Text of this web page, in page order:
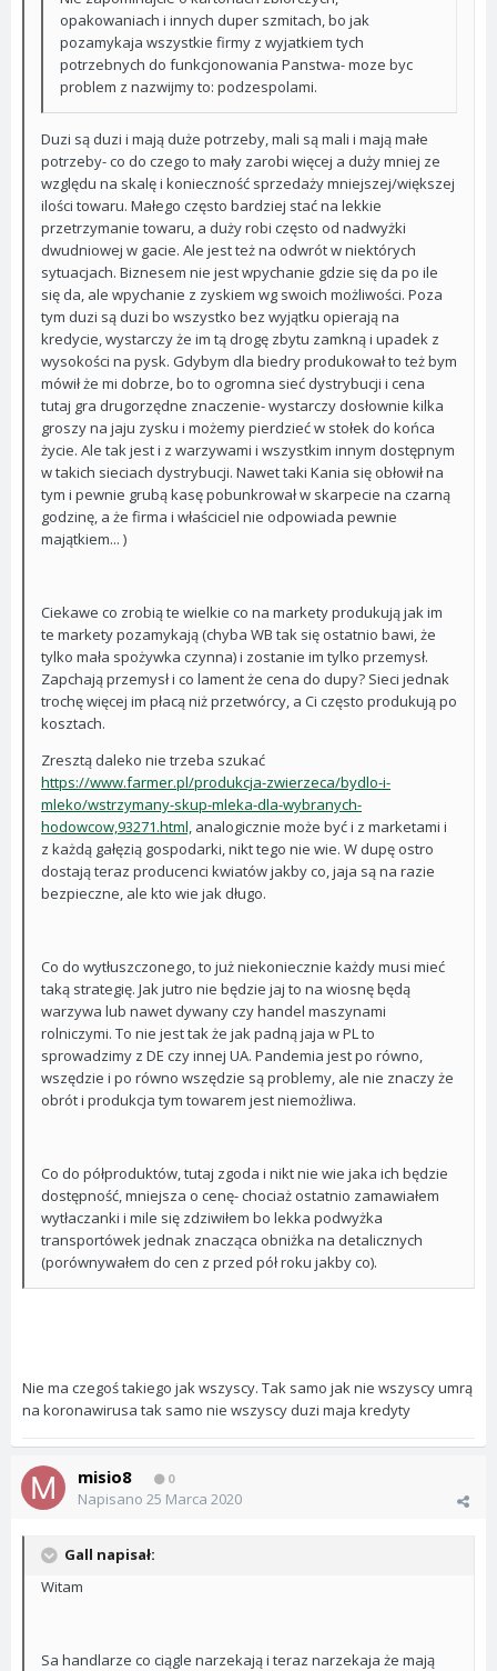
opakowaniach i innych duper szmitach, bo jak
pozamykaja wszystkie firmy z wyjatkiem tych
potrzebnych do funkcjonowania Panstwa- moze byc
problem z nazwijmy to: podzespolami.
Duzi są duzi i mają duże potrzeby, mali są mali i mają małe
potrzeby- co do czego to mały zarobi więcej a duży mniej ze
względu na skalę i konieczność sprzedaży mniejszej/większej
ilości towaru. Małego często bardziej stać na lekkie
przetrzymanie towaru, a duży robi często od nadwyżki
dwudniowej w gacie. Ale jest też na odwrót w niektórych
sytuacjach. Biznesem nie jest wpychanie gdzie się da po ile
się da, ale wpychanie z zyskiem wg swoich możliwości. Poza
tym duzi są duzi bo wszystko bez wyjątku opierają na
kredycie, wystarczy że im tą drogę zbytu zamkną i upadek z
wysokości na pysk. Gdybym dla biedry produkował to też bym
mówił że mi dobrze, bo to ogromna sieć dystrybucji i cena
tutaj gra drugorzędne znaczenie- wystarczy dosłownie kilka
groszy na jaju zysku i możemy pierdzieć w stołek do końca
życie. Ale tak jest i z warzywami i wszystkim innym dostępnym
w takich sieciach dystrybucji. Nawet taki Kania się obłowił na
tym i pewnie grubą kasę pobunkrował w skarpecie na czarną
godzinę, a że firma i właściciel nie odpowiada pewnie
majątkiem... )
Ciekawe co zrobią te wielkie co na markety produkują jak im
te markety pozamykają (chyba WB tak się ostatnio bawi, że
tylko mała spożywka czynna) i zostanie im tylko przemysł.
Zapchają przemysł i co lament że cena do dupy? Sieci jednak
trochę więcej im płacą niż przetwórcy, a Ci często produkują po
kosztach.
Zresztą daleko nie trzeba szukać
https://www.farmer.pl/produkcja-zwierzeca/bydlo-i-
mleko/wstrzymany-skup-mleka-dla-wybranych-
hodowcow,93271.html, analogicznie może być i z marketami i
z każdą gałęzią gospodarki, nikt tego nie wie. W dupę ostro
dostają teraz producenci kwiatów jakby co, jaja są na razie
bezpieczne, ale kto wie jak długo.
Co do wytłuszczonego, to już niekoniecznie każdy musi mieć
taką strategię. Jak jutro nie będzie jaj to na wiosnę będą
warzywa lub nawet dywany czy handel maszynami
rolniczymi. To nie jest tak że jak padną jaja w PL to
sprowadzimy z DE czy innej UA. Pandemia jest po równo,
wszędzie i po równo wszędzie są problemy, ale nie znaczy że
obrót i produkcja tym towarem jest niemożliwa.
Co do półproduktów, tutaj zgoda i nikt nie wie jaka ich będzie
dostępność, mniejsza o cenę- chociaż ostatnio zamawiałem
wytłaczanki i mile się zdziwiłem bo lekka podwyżka
transportówek jednak znacząca obniżka na detalicznych
(porównywałem do cen z przed pół roku jakby co).
Nie ma czegoś takiego jak wszyscy. Tak samo jak nie wszyscy umrą
na koronawirusa tak samo nie wszyscy duzi maja kredyty
misio8 0
Napisano 25 Marca 2020
Gall napisał:
Witam
Sa handlarze co ciągle narzekają i teraz narzekaja że mają